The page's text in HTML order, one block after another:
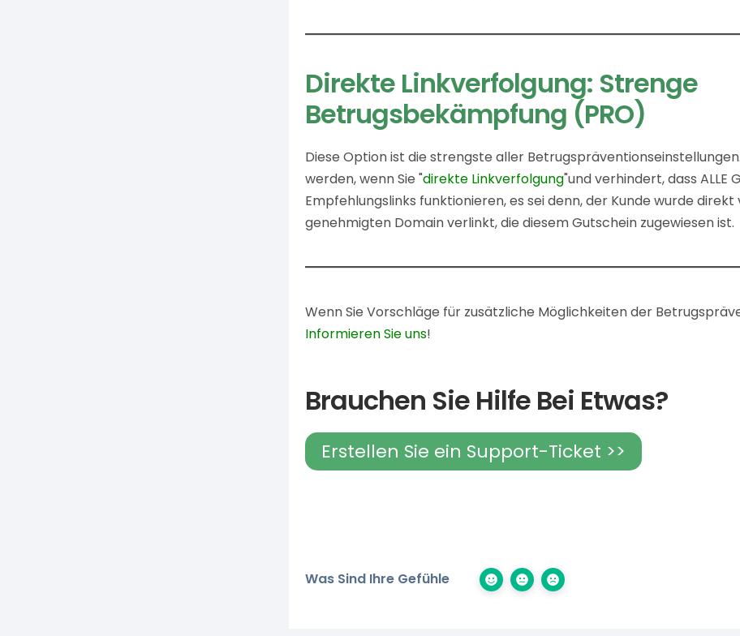
Direkte Linkverfolgung: Strenge
Betrugsbekämpfung (PRO)
Diese Option ist die strengste aller
werden, wenn Sie "direkte Linkverfolgung"und verhindert, dass ALLE
Empfehlungslinks funktionieren, es sei denn, der Kunde wurde direkt
genehmigten Domain verlinkt, die diesem Gutschein zugewiesen ist.
Wenn Sie Vorschläge für zusätzliche Möglichkeiten der
Informieren Sie uns!
Brauchen Sie Hilfe Bei Etwas?
Erstellen Sie ein Support-Ticket >>
Was Sind Ihre Gefühle